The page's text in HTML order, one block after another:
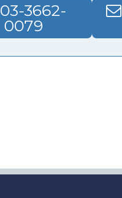
03-3662-
0079